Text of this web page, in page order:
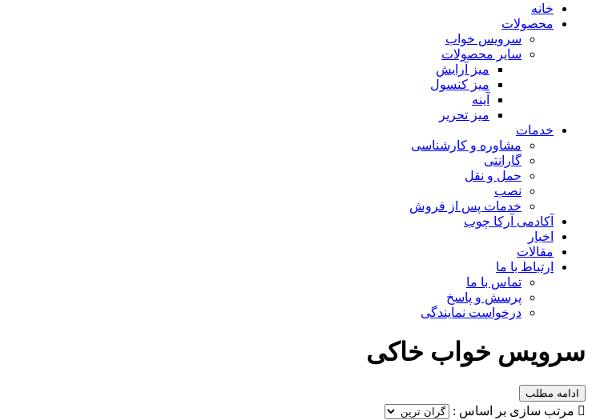
خانه
محصولات
سرویس خواب
سایر محصولات
میز آرایش
میز کنسول
آینه
میز تحریر
خدمات
مشاوره و کارشناسی
گارانتی
حمل و نقل
نصب
خدمات پس از فروش
آکادمی آرکا چوب
اخبار
مقالات
ارتباط با ما
تماس با ما
پرسش و پاسخ
درخواست نمایندگی
سرویس خواب خاکی
ادامه مطلب
 مرتب سازی بر اساس :